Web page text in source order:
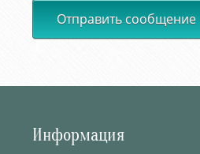
Отправить сообщение
Информация